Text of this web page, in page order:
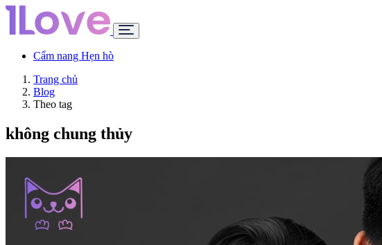
Cẩm nang Hẹn hò
Trang chủ
Blog
Theo tag
không chung thủy